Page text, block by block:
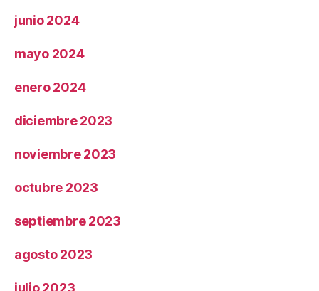
junio 2024
mayo 2024
enero 2024
diciembre 2023
noviembre 2023
octubre 2023
septiembre 2023
agosto 2023
julio 2023